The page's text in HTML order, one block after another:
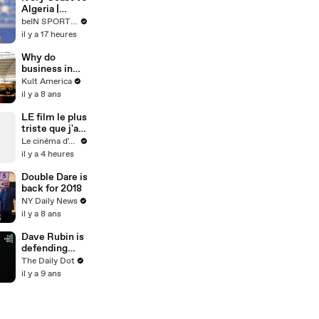
Algeria |
Women's
Africa Cup of
EXTENDED
HIGHLIGHT |
08/08/2026|b
eINSportsUS
A
beIN SPORTS USA
il y a 17 heures
Why do
business in
Poland? [Kult
America]
Kult America
il y a 8 ans
LE film le plus
triste que j'ai
vu
Le cinéma d'Amaury
il y a 4 heures
Double Dare is
back for 2018
NY Daily News
il y a 8 ans
Dave Rubin is
defending
free speech
from
The Daily Dot
il y a 9 ans